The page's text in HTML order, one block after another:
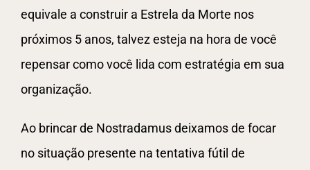
equivale a construir a Estrela da Morte nos
próximos 5 anos, talvez esteja na hora de você
repensar como você lida com estratégia em sua
organização.
Ao brincar de Nostradamus deixamos de focar
no situação presente na tentativa fútil de